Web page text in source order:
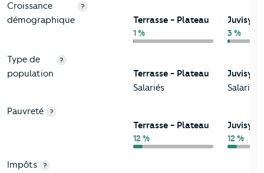
Croissance
démographique
?
Terrasse - Plateau
1 %
Juvisy-
3 %
Type de
population
?
Terrasse - Plateau
Salariés
Juvisy-
Salariés
Pauvreté ?
Terrasse - Plateau
12 %
Juvisy-
12 %
Impôts
?